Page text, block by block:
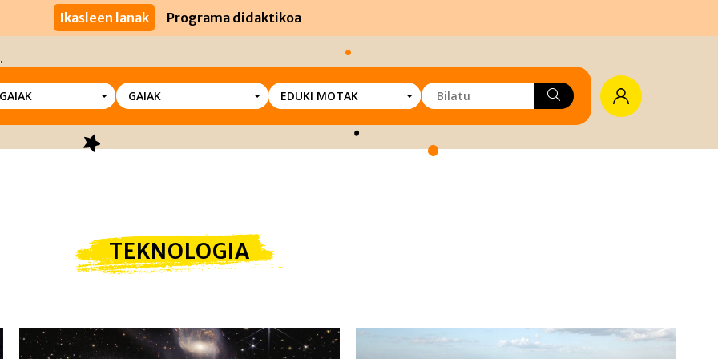
Ikasleen lanak Programa didaktikoa
GAIAK EDUKI MOTAK
TEKNOLOGIA